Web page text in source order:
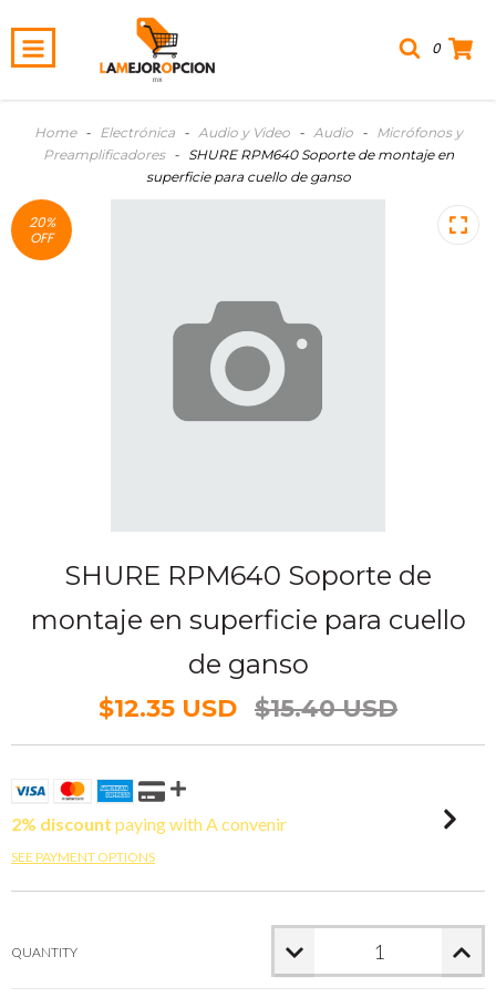
0
Home - Electrónica - Audio y Video - Audio -
Micrófonos y
Preamplificadores
-
SHURE RPM640 Soporte de montaje en
superficie para cuello de ganso
20%
OFF
SHURE RPM640 Soporte de
montaje en superficie para cuello
de ganso
$12.35 USD $15.40 USD
2% discount paying with A convenir
SEE PAYMENT OPTIONS
QUANTITY